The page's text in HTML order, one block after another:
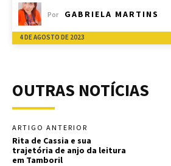
Por GABRIELA MARTINS
4 DE AGOSTO DE 2023
OUTRAS NOTÍCIAS
ARTIGO ANTERIOR
Rita de Cassia e sua
trajetória de anjo da leitura
em Tamboril